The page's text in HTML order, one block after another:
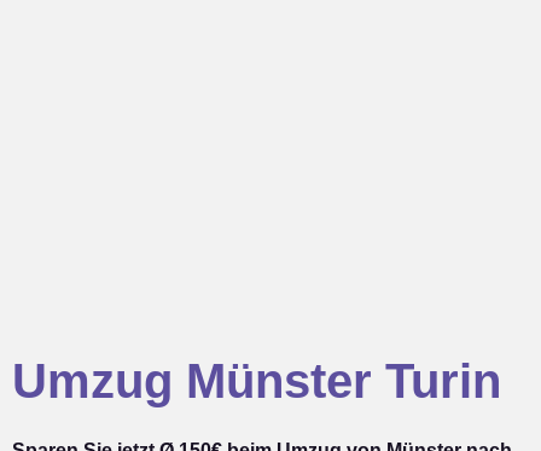
Umzug Münster Turin